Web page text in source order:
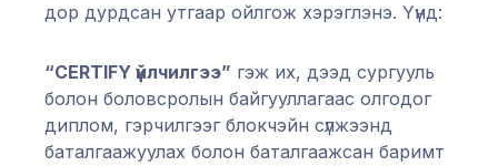
дор дурдсан утгаар ойлгож хэрэглэнэ. Үүнд:
“CERTIFY үйлчилгээ” гэж их, дээд сургууль
болон боловсролын байгууллагаас олгодог
диплом, гэрчилгээг блокчэйн сүлжээнд
баталгаажуулах болон баталгаажсан баримт